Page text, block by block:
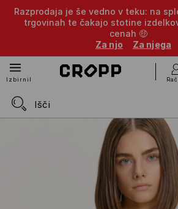
Razprodaja je še vedno v teku: na
trgovinah te čakajo stotine
cenah 🤑
Za njo
Za njega
Izbirnik